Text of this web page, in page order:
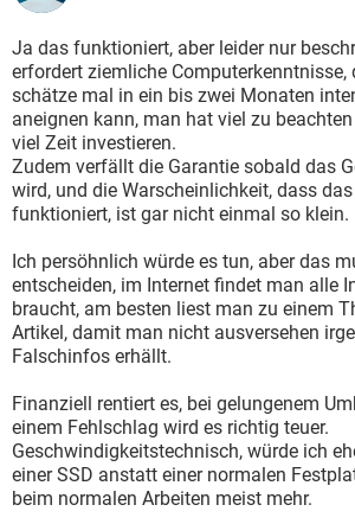
Ja das funktioniert, aber leider nur
erfordert ziemliche Computerkenntnisse,
schätze mal in ein bis zwei Monaten
aneignen kann, man hat viel zu
viel Zeit investieren.
Zudem verfällt die Garantie sobald das
wird, und die Warscheinlichkeit, dass
funktioniert, ist gar nicht einmal so klein.
Ich persöhnlich würde es tun, aber das
entscheiden, im Internet findet man alle
braucht, am besten liest man zu einem
Artikel, damit man nicht ausversehen
Falschinfos erhällt.
Finanziell rentiert es, bei gelungenem
einem Fehlschlag wird es richtig teuer.
Geschwindigkeitstechnisch, würde ich
einer SSD anstatt einer normalen
beim normalen Arbeiten meist mehr.